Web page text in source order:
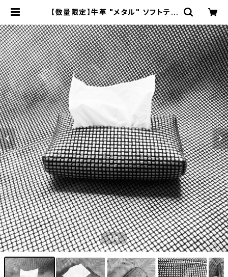
【数量限定】牛革 "メタル" ソフトティ
ajey Leather Products
1/5